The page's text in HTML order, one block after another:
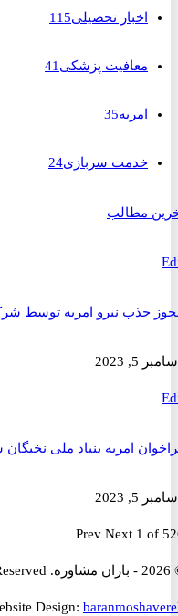
اخبار تحصیلی115
معافیت پزشکی41
امریه 35
خدمت سربازی 24
مطالب
نیرو امریه توسط شرکت های خلاق
امریه بنیاد ملی نخبگان سال
PrevNext 1
Website Design: